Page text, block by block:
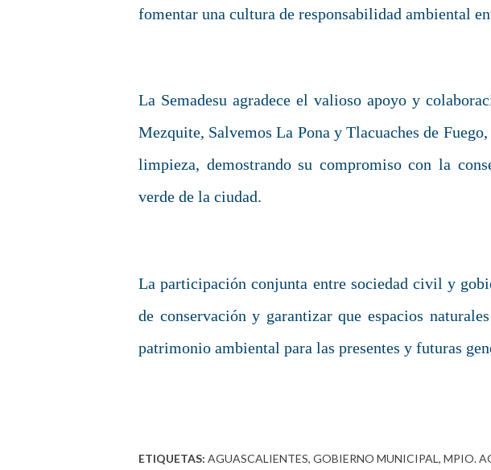
fomentar una cultura de responsabilidad ambiental
La Semadesu agradece el valioso apoyo y
Mezquite, Salvemos La Pona y Tlacuaches de
limpieza, demostrando su compromiso con la
verde de la ciudad.
La participación conjunta entre sociedad civil y
de conservación y garantizar que espacios
patrimonio ambiental para las presentes y futuras
ETIQUETAS: AGUASCALIENTES GOBIERNO MUNICIPAL MPIO.